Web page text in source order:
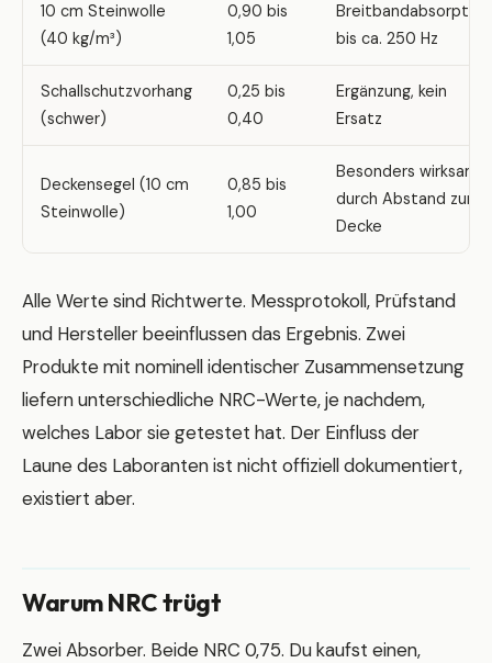
10 cm Steinwolle
(40 kg/m³)
0,90 bis
1,05
Breitbandabsorption
bis ca. 250 Hz
Schallschutzvorhang
(schwer)
0,25 bis
0,40
Ergänzung, kein
Ersatz
Deckensegel (10 cm
Steinwolle)
0,85 bis
1,00
Besonders wirksam
durch Abstand zur
Decke
Alle Werte sind Richtwerte. Messprotokoll, Prüfstand
und Hersteller beeinflussen das Ergebnis. Zwei
Produkte mit nominell identischer Zusammensetzung
liefern unterschiedliche NRC-Werte, je nachdem,
welches Labor sie getestet hat. Der Einfluss der
Laune des Laboranten ist nicht offiziell dokumentiert,
existiert aber.
Warum NRC trügt
Zwei Absorber. Beide NRC 0,75. Du kaufst einen,